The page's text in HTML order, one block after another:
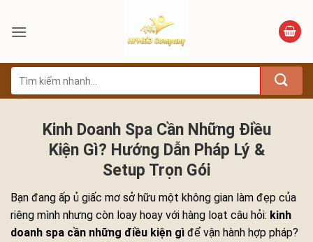
qua
dung
Tìm
kiếm:
Kinh Doanh Spa Cần Những Điều
Kiện Gì? Hướng Dẫn Pháp Lý &
Setup Trọn Gói
Bạn đang ấp ủ giấc mơ sở hữu một không gian làm đẹp của
riêng mình nhưng còn loay hoay với hàng loạt câu hỏi: kinh
doanh spa cần những điều kiện gì để vận hành hợp pháp?